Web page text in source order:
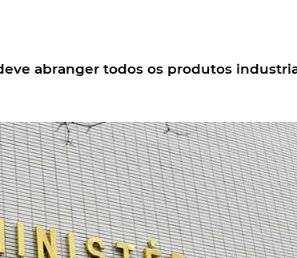
abranger todos os produtos